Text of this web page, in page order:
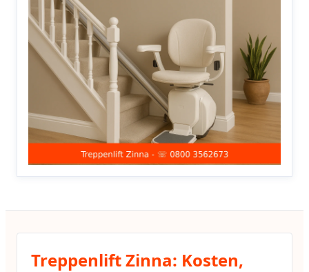
Treppenlift Zinna: Kosten,